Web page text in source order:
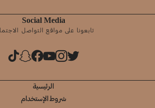
Social Media
تابعونا على مواقع التواصل
الرئيسية
شروط الإستخدام